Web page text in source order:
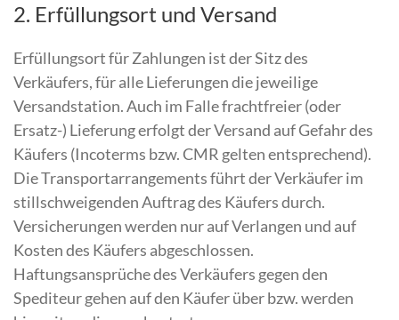
2. Erfüllungsort und Versand
Erfüllungsort für Zahlungen ist der Sitz des
Verkäufers, für alle Lieferungen die jeweilige
Versandstation. Auch im Falle frachtfreier (oder
Ersatz-) Lieferung erfolgt der Versand auf Gefahr des
Käufers (Incoterms bzw. CMR gelten entsprechend).
Die Transportarrangements führt der Verkäufer im
stillschweigenden Auftrag des Käufers durch.
Versicherungen werden nur auf Verlangen und auf
Kosten des Käufers abgeschlossen.
Haftungsansprüche des Verkäufers gegen den
Spediteur gehen auf den Käufer über bzw. werden